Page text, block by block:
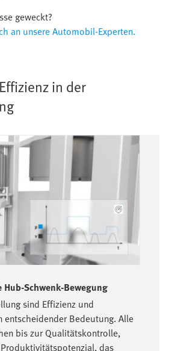
geweckt?
an unsere Automobil-Experten.
in der
Schwenk-Bewegung
sind Effizienz und
Bedeutung. Alle
bis zur Qualitätskontrolle,
das